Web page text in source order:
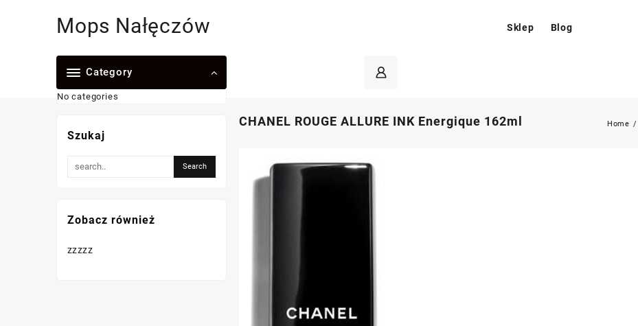
Mops Nałęczów Sklep Blog
Category
No categories
CHANEL ROUGE ALLURE INK Energique 162ml Home
Szukaj
Zobacz również
zzzzz